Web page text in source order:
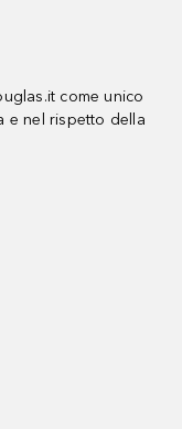
come unico
e nel rispetto della